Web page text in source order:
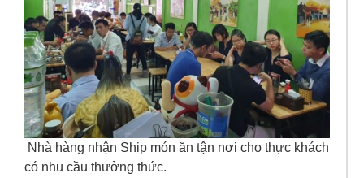
Nhà hàng nhận Ship món ăn tận nơi cho thực khách
có nhu cầu thưởng thức.